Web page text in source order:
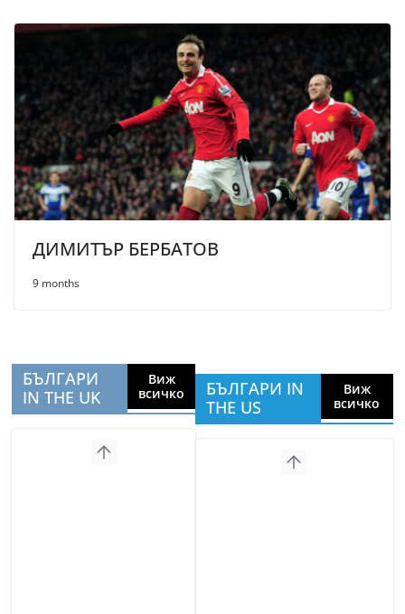
ДИМИТЪР БЕРБАТОВ
9 months
БЪЛГАРИ
IN THE UK
Виж
всичко
БЪЛГАРИ IN
THE US
Виж
всичко